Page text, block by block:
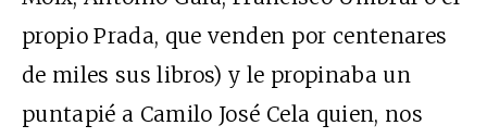
propio Prada, que venden por centenares
de miles sus libros) y le propinaba un
puntapié a Camilo José Cela quien, nos